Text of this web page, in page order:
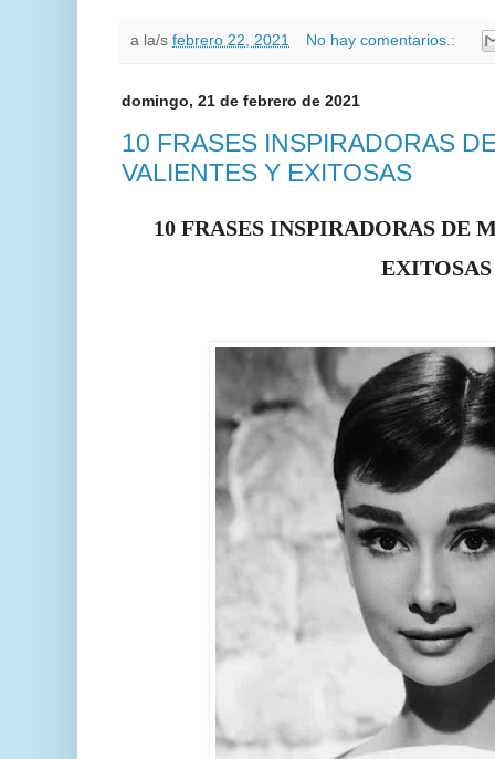
a la/s febrero 22, 2021 No hay comentarios.:
domingo, 21 de febrero de 2021
10 FRASES INSPIRADORAS
VALIENTES Y EXITOSAS
10 FRASES INSPIRADORAS DE
EXITOSAS